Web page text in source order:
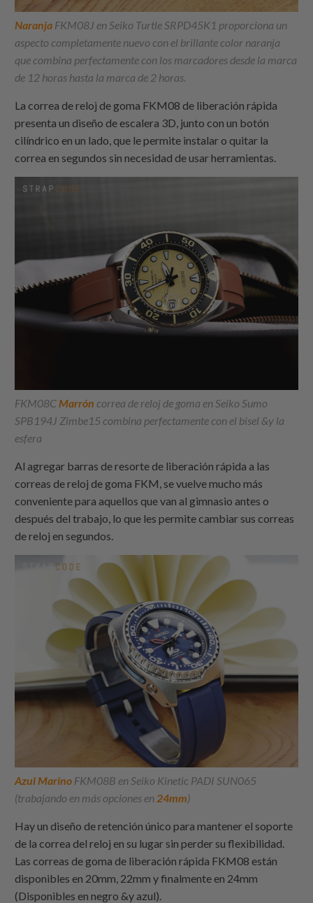
Naranja FKM08J en Seiko Turtle SRPD45K1 proporciona un
aspecto completamente nuevo con el brillante color naranja
que combina perfectamente con los marcadores desde la marca
de 12 horas hasta la marca de 2 horas.
La correa de reloj de goma FKM08 de liberación rápida
presenta un diseño de escalera 3D, junto con un botón
cilíndrico en un lado, que le permite instalar o quitar la
correa en segundos sin necesidad de usar herramientas.
FKM08C Marrón correa de reloj de goma en Seiko Sumo
SPB194J Zimbe15 combina perfectamente con el bisel &y la
esfera
Al agregar barras de resorte de liberación rápida a las
correas de reloj de goma FKM, se vuelve mucho más
conveniente para aquellos que van al gimnasio antes o
después del trabajo, lo que les permite cambiar sus correas
de reloj en segundos.
Azul Marino FKM08B en Seiko Kinetic PADI SUN065
(trabajando en más opciones en 24mm)
Hay un diseño de retención único para mantener el soporte
de la correa del reloj en su lugar sin perder su flexibilidad.
Las correas de goma de liberación rápida FKM08 están
disponibles en 20mm, 22mm y finalmente en 24mm
(Disponibles en negro &y azul).